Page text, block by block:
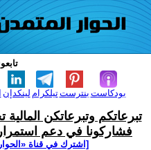
لينكدإن تيلكرامبنترست بودكاست
تبرعاتكم وتبرعاتكن
فشاركونا في دعم
[اشترك في قناة